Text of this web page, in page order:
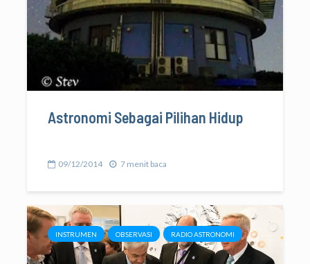
Astronomi Sebagai Pilihan Hidup
09/12/2014 7 menit baca
INSTRUMEN OBSERVASI RADIO ASTRONOMI